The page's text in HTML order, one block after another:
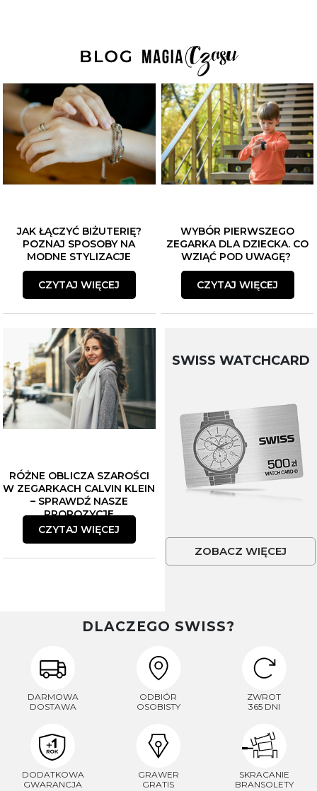
JAK ŁĄCZYĆ BIŻUTERIĘ?
POZNAJ SPOSOBY NA
MODNE STYLIZACJE
CZYTAJ WIĘCEJ
WYBÓR PIERWSZEGO
ZEGARKA DLA DZIECKA. CO
WZIĄĆ POD UWAGĘ?
CZYTAJ WIĘCEJ
RÓŻNE OBLICZA SZAROŚCI
W ZEGARKACH CALVIN KLEIN
– SPRAWDŹ NASZE
PROPOZYCJE
CZYTAJ WIĘCEJ
SWISS WATCHCARD
ZOBACZ WIĘCEJ
DLACZEGO SWISS?
DARMOWA
DOSTAWA
ODBIÓR
OSOBISTY
ZWROT
365 DNI
DODATKOWA
GWARANCJA
GRAWER
GRATIS
SKRACANIE
BRANSOLETY